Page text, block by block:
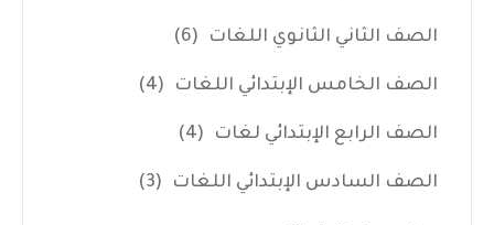
الصف الثاني الثانوي اللغات (6)
الصف الخامس الإبتدائي اللغات (4)
الصف الرابع الإبتدائي لغات (4)
الصف السادس الإبتدائي اللغات (3)